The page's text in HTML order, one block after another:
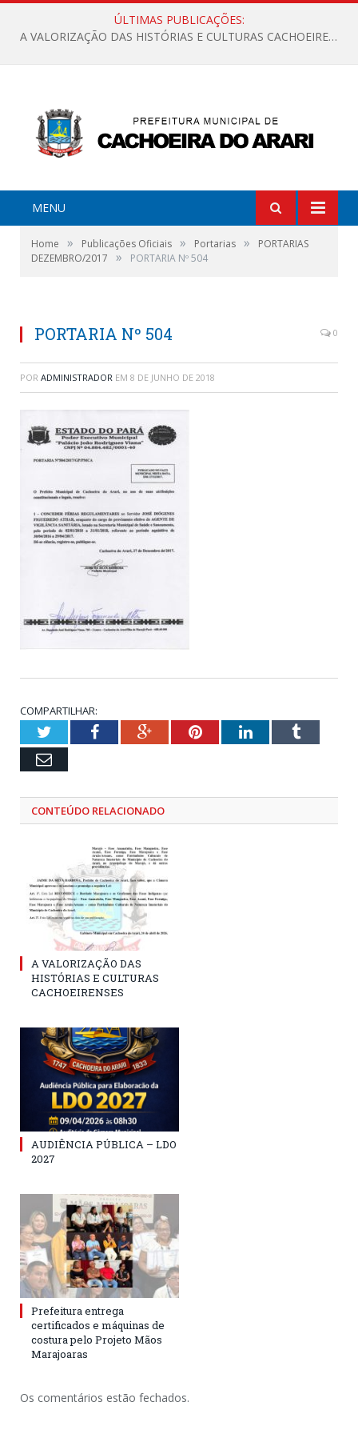
ÚLTIMAS PUBLICAÇÕES:
A VALORIZAÇÃO DAS HISTÓRIAS E CULTURAS CACHOEIRENSES
MENU
Home » Publicações Oficiais » Portarias »
PORTARIAS
DEZEMBRO/2017
» PORTARIA Nº 504
PORTARIA Nº 504 0
POR ADMINISTRADOR EM 8 DE JUNHO DE 2018
COMPARTILHAR:
TwitterFacebookGoogle+PinterestLinkedInTumblr
Email
CONTEÚDO RELACIONADO
A VALORIZAÇÃO DAS
HISTÓRIAS E CULTURAS
CACHOEIRENSES
AUDIÊNCIA PÚBLICA – LDO
2027
Prefeitura entrega
certificados e máquinas de
costura pelo Projeto Mãos
Marajoaras
Os comentários estão fechados.